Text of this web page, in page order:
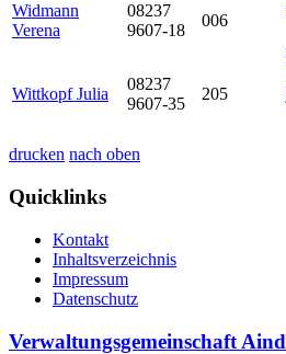
Widmann
Verena
08237
9607-18
006
Wittkopf Julia
08237
9607-35
205
drucken nach oben
Quicklinks
Kontakt
Inhaltsverzeichnis
Impressum
Datenschutz
Verwaltungsgemeinschaft